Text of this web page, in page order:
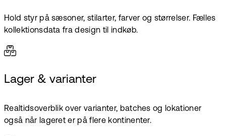
Hold styr på sæsoner, stilarter, farver og størrelser. Fælles
kollektionsdata fra design til indkøb.
Lager & varianter
Realtidsoverblik over varianter, batches og lokationer
også når lageret er på flere kontinenter.